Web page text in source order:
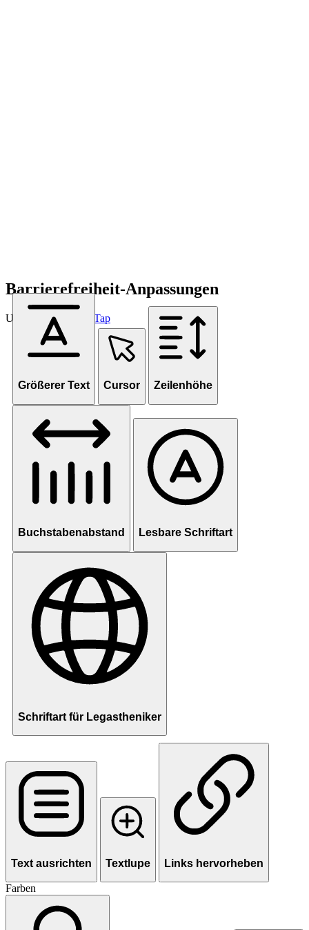
Barrierefreiheit-Anpassungen
Unterstützt von OneTap
Größerer Text Cursor Zeilenhöhe
Buchstabenabstand Lesbare Schriftart
Schriftart für Legastheniker
Text ausrichten Textlupe Links hervorheben
Farben